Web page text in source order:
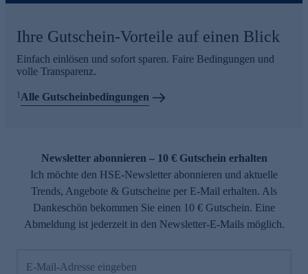
Ihre Gutschein-Vorteile auf einen Blick
Einfach einlösen und sofort sparen. Faire Bedingungen und
volle Transparenz.
1 Alle Gutscheinbedingungen
Newsletter abonnieren – 10 € Gutschein erhalten
Ich möchte den HSE-Newsletter abonnieren und aktuelle
Trends, Angebote & Gutscheine per E-Mail erhalten. Als
Dankeschön bekommen Sie einen 10 € Gutschein. Eine
Abmeldung ist jederzeit in den Newsletter-E-Mails möglich.
E-Mail-Adresse eingeben